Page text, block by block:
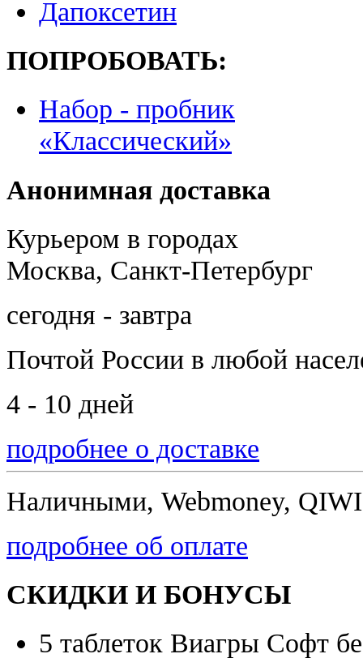
Дапоксетин
ПОПРОБОВАТЬ:
Набор - пробник
«Классический»
Анонимная доставка
Курьером в городах
Москва, Санкт-Петербург
сегодня - завтра
Почтой России в любой
4 - 10 дней
подробнее о доставке
Наличными, Webmoney,
подробнее об оплате
СКИДКИ И БОНУСЫ
5 таблеток Виагры Софт